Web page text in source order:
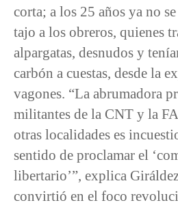
corta; a los 25 años ya no
tajo a los obreros, quienes
alpargatas, desnudos y
carbón a cuestas, desde la
vagones. “La abrumadora
militantes de la CNT y la
otras localidades es
sentido de proclamar el
libertario’”, explica
convirtió en el foco